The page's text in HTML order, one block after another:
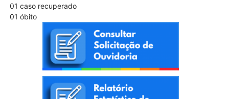
01 caso recuperado
01 óbito